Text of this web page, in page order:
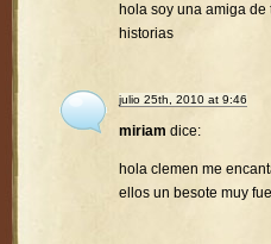
hola soy una amiga
historias
julio 25th, 2010 at 9:46
miriam dice:
hola clemen me
ellos un besote muy